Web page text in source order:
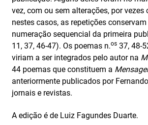
vez, com ou sem alterações, por
nestes casos, as repetições
numeração sequencial da primeira
11, 37, 46-47). Os poemas n.os 37, 48-
viriam a ser integrados pelo autor na
44 poemas que constituem a
anteriormente publicados por
jornais e revistas.
A edição é de Luiz Fagundes Duarte.